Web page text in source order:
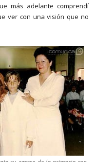
más adelante comprendí
ver con una visión que no